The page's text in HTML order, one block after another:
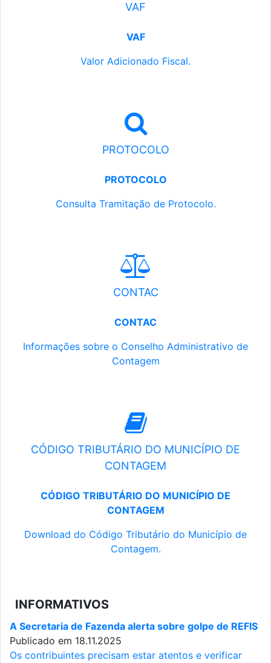
VAF
VAF
Valor Adicionado Fiscal.
PROTOCOLO
PROTOCOLO
Consulta Tramitação de Protocolo.
CONTAC
CONTAC
Informações sobre o Conselho Administrativo de
Contagem
CÓDIGO TRIBUTÁRIO DO MUNICÍPIO DE
CONTAGEM
CÓDIGO TRIBUTÁRIO DO MUNICÍPIO DE
CONTAGEM
Download do Código Tributário do Município de
Contagem.
INFORMATIVOS
A Secretaria de Fazenda alerta sobre golpe de REFIS
Publicado em 18.11.2025
Os contribuintes precisam estar atentos e verificar